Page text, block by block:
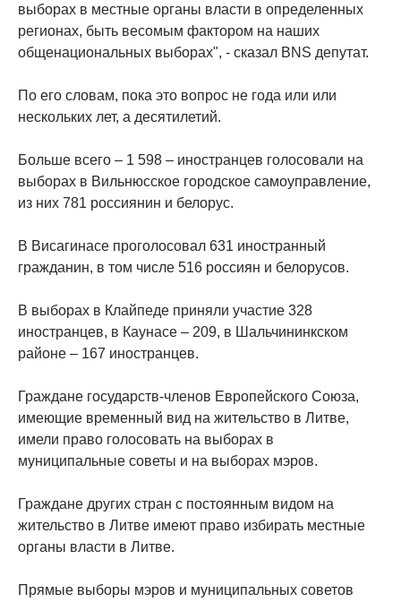
выборах в местные органы власти в определенных
регионах, быть весомым фактором на наших
общенациональных выборах", - сказал BNS депутат.
По его словам, пока это вопрос не года или или
нескольких лет, а десятилетий.
Больше всего – 1 598 – иностранцев голосовали на
выборах в Вильнюсское городское самоуправление,
из них 781 россиянин и белорус.
В Висагинасе проголосовал 631 иностранный
гражданин, в том числе 516 россиян и белорусов.
В выборах в Клайпеде приняли участие 328
иностранцев, в Каунасе – 209, в Шальчининкском
районе – 167 иностранцев.
Граждане государств-членов Европейского Союза,
имеющие временный вид на жительство в Литве,
имели право голосовать на выборах в
муниципальные советы и ​​на выборах мэров.
Граждане других стран с постоянным видом на
жительство в Литве имеют право избирать местные
органы власти в Литве.
Прямые выборы мэров и муниципальных советов